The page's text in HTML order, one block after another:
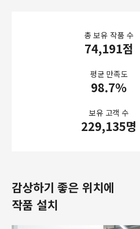
총 보유 작품 수
74,191점
평균 만족도
98.7%
보유 고객 수
229,135명
감상하기 좋은 위치에
작품 설치